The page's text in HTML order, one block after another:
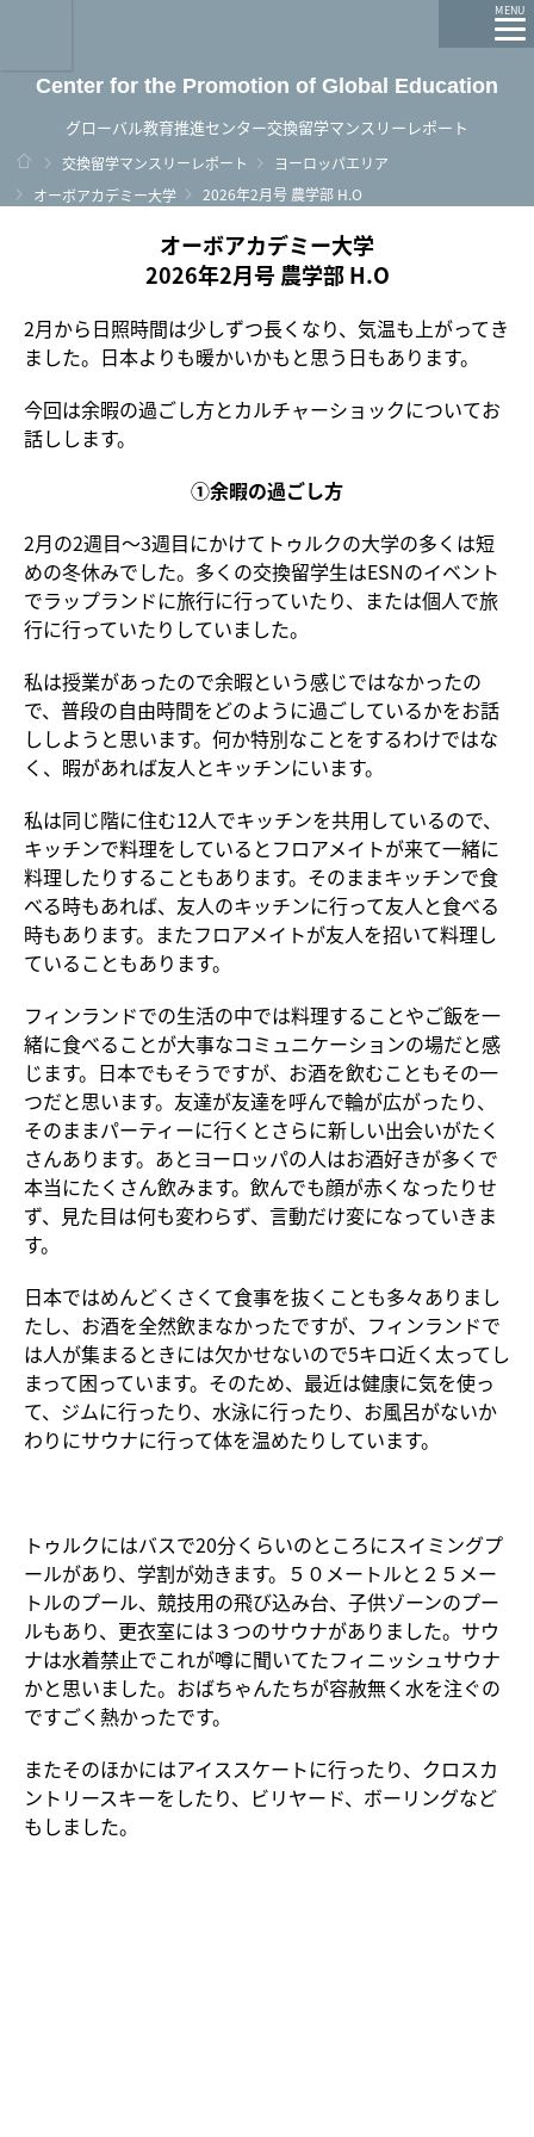
MENU
Center for the Promotion of Global Education
グローバル教育推進センター交換留学マンスリーレポート
ホーム
交換留学マンスリーレポート
ヨーロッパエリア
オーボアカデミー大学
2026年2月号 農学部 H.O
オーボアカデミー大学
2026年2月号 農学部 H.O
2月から日照時間は少しずつ長くなり、気温も上がってき
ました。日本よりも暖かいかもと思う日もあります。
今回は余暇の過ごし方とカルチャーショックについてお
話しします。
①余暇の過ごし方
2月の2週目〜3週目にかけてトゥルクの大学の多くは短
めの冬休みでした。多くの交換留学生はESNのイベント
でラップランドに旅行に行っていたり、または個人で旅
行に行っていたりしていました。
私は授業があったので余暇という感じではなかったの
で、普段の自由時間をどのように過ごしているかをお話
ししようと思います。何か特別なことをするわけではな
く、暇があれば友人とキッチンにいます。
私は同じ階に住む12人でキッチンを共用しているので、
キッチンで料理をしているとフロアメイトが来て一緒に
料理したりすることもあります。そのままキッチンで食
べる時もあれば、友人のキッチンに行って友人と食べる
時もあります。またフロアメイトが友人を招いて料理し
ていることもあります。
フィンランドでの生活の中では料理することやご飯を一
緒に食べることが大事なコミュニケーションの場だと感
じます。日本でもそうですが、お酒を飲むこともその一
つだと思います。友達が友達を呼んで輪が広がったり、
そのままパーティーに行くとさらに新しい出会いがたく
さんあります。あとヨーロッパの人はお酒好きが多くで
本当にたくさん飲みます。飲んでも顔が赤くなったりせ
ず、見た目は何も変わらず、言動だけ変になっていきま
す。
日本ではめんどくさくて食事を抜くことも多々ありまし
たし、お酒を全然飲まなかったですが、フィンランドで
は人が集まるときには欠かせないので5キロ近く太ってし
まって困っています。そのため、最近は健康に気を使っ
て、ジムに行ったり、水泳に行ったり、お風呂がないか
わりにサウナに行って体を温めたりしています。
トゥルクにはバスで20分くらいのところにスイミングプ
ールがあり、学割が効きます。５０メートルと２５メー
トルのプール、競技用の飛び込み台、子供ゾーンのプー
ルもあり、更衣室には３つのサウナがありました。サウ
ナは水着禁止でこれが噂に聞いてたフィニッシュサウナ
かと思いました。おばちゃんたちが容赦無く水を注ぐの
ですごく熱かったです。
またそのほかにはアイススケートに行ったり、クロスカ
ントリースキーをしたり、ビリヤード、ボーリングなど
もしました。